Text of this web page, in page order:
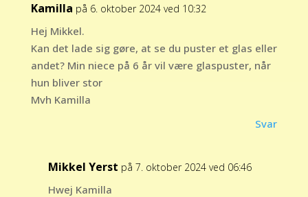
Kamilla på 6. oktober 2024 ved 10:32
Hej Mikkel.
Kan det lade sig gøre, at se du puster et glas eller
andet? Min niece på 6 år vil være glaspuster, når
hun bliver stor
Mvh Kamilla
Svar
Mikkel Yerst på 7. oktober 2024 ved 06:46
Hwej Kamilla